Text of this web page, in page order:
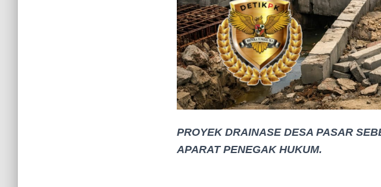
PROYEK DRAINASE DESA PASAR
APARAT PENEGAK HUKUM.